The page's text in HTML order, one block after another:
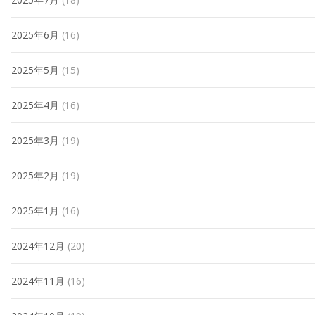
2025年6月 (16)
2025年5月 (15)
2025年4月 (16)
2025年3月 (19)
2025年2月 (19)
2025年1月 (16)
2024年12月 (20)
2024年11月 (16)